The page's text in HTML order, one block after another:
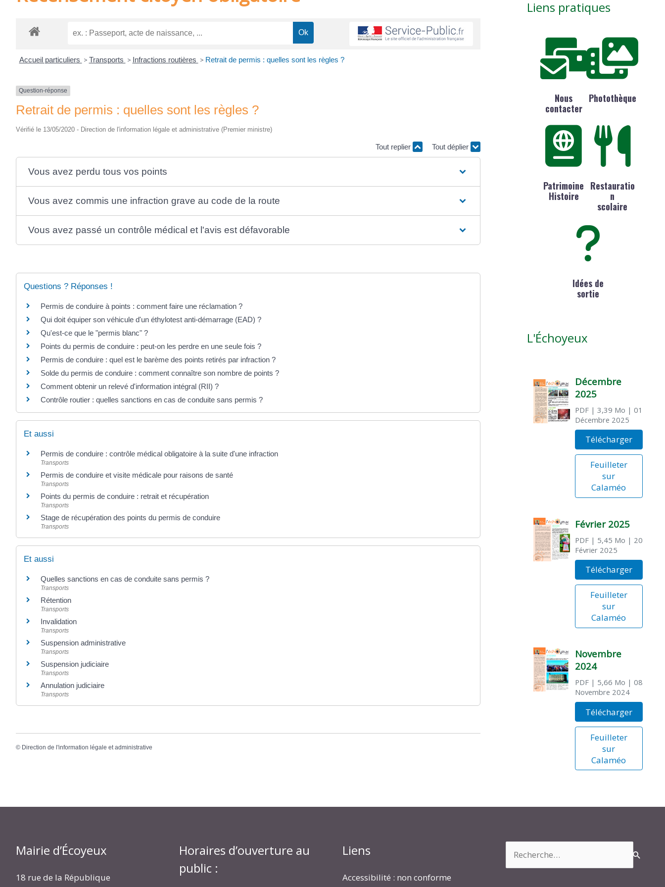
Accueil particuliers > Transports > Infractions routières > Retrait de permis : quelles sont les règles ?
Question-réponse
Retrait de permis : quelles sont les règles ?
Vérifié le 13/05/2020 - Direction de l'information légale et administrative (Premier ministre)
Tout replier Tout déplier
Vous avez perdu tous vos points
Vous avez commis une infraction grave au code de la route
Vous avez passé un contrôle médical et l'avis est défavorable
Questions ? Réponses !
Permis de conduire à points : comment faire une réclamation ?
Qui doit équiper son véhicule d'un éthylotest anti-démarrage (EAD) ?
Qu'est-ce que le "permis blanc" ?
Points du permis de conduire : peut-on les perdre en une seule fois ?
Permis de conduire : quel est le barème des points retirés par infraction ?
Solde du permis de conduire : comment connaître son nombre de points ?
Comment obtenir un relevé d'information intégral (RII) ?
Contrôle routier : quelles sanctions en cas de conduite sans permis ?
Et aussi
Permis de conduire : contrôle médical obligatoire à la suite d'une infraction
Transports
Permis de conduire et visite médicale pour raisons de santé
Transports
Points du permis de conduire : retrait et récupération
Transports
Stage de récupération des points du permis de conduire
Transports
Et aussi
Quelles sanctions en cas de conduite sans permis ?
Transports
Rétention
Transports
Invalidation
Transports
Suspension administrative
Transports
Suspension judiciaire
Transports
Annulation judiciaire
Transports
© Direction de l'information légale et administrative
Liens pratiques
Nous
contacter
Photothèque
Patrimoine
Histoire
Restauratio
n
scolaire
Idées de
sortie
L'Échoyeux
Décembre
2025
PDF| 3,39 Mo | 01
Décembre 2025
Télécharger
Feuilleter
sur
Calaméo
Février 2025
PDF| 5,45 Mo | 20
Février 2025
Télécharger
Feuilleter
sur
Calaméo
Novembre
2024
PDF| 5,66 Mo | 08
Novembre 2024
Télécharger
Feuilleter
sur
Calaméo
Mairie d’Écoyeux
18 rue de la République
Horaires d’ouverture au
public :
Liens
Accessibilité : non conforme